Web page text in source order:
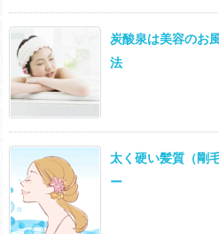
炭酸泉は美容のお
法
太く硬い髪質（剛
ー